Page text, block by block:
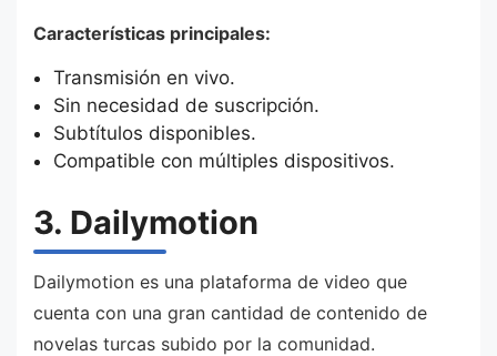
Características principales:
Transmisión en vivo.
Sin necesidad de suscripción.
Subtítulos disponibles.
Compatible con múltiples dispositivos.
3. Dailymotion
Dailymotion es una plataforma de video que
cuenta con una gran cantidad de contenido de
novelas turcas subido por la comunidad.